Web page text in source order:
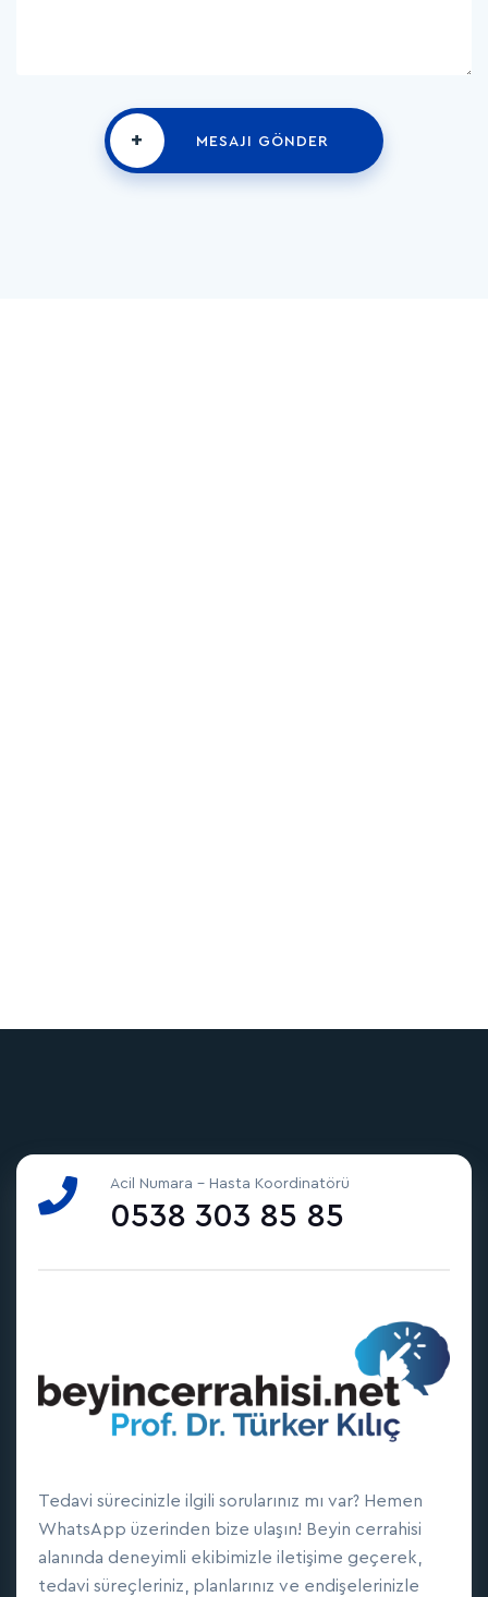
+ MESAJI GÖNDER
Acil Numara - Hasta Koordinatörü
0538 303 85 85
Tedavi sürecinizle ilgili sorularınız mı var? Hemen
WhatsApp üzerinden bize ulaşın! Beyin cerrahisi
alanında deneyimli ekibimizle iletişime geçerek,
tedavi süreçleriniz, planlarınız ve endişelerinizle